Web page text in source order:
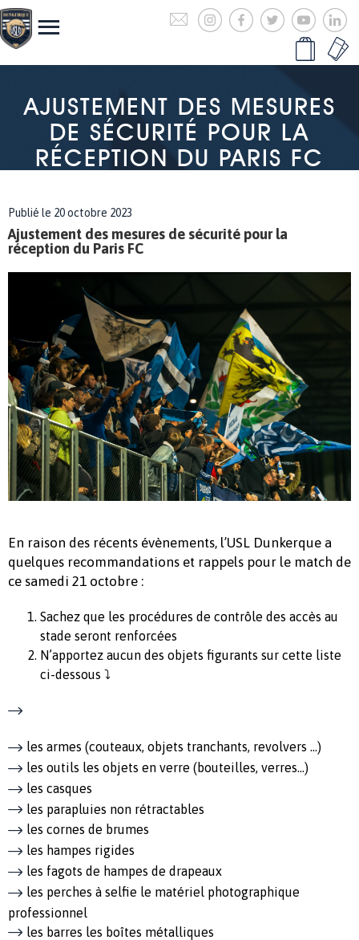
AJUSTEMENT DES MESURES
DE SÉCURITÉ POUR LA
RÉCEPTION DU PARIS FC
Publié le 20 octobre 2023
Ajustement des mesures de sécurité pour la
réception du Paris FC
En raison des récents évènements, l’USL Dunkerque a
quelques recommandations et rappels pour le match de
ce samedi 21 octobre :
Sachez que les procédures de contrôle des accès au
stade seront renforcées
N’apportez aucun des objets figurants sur cette liste
ci-dessous ⤵️
les armes (couteaux, objets tranchants, revolvers …)
les outils les objets en verre (bouteilles, verres…)
les casques
les parapluies non rétractables
les cornes de brumes
les hampes rigides
les fagots de hampes de drapeaux
les perches à selfie le matériel photographique
professionnel
les barres les boîtes métalliques